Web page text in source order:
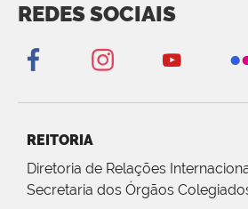
REDES SOCIAIS
REITORIA
Diretoria de Relações
Secretaria dos Órgãos